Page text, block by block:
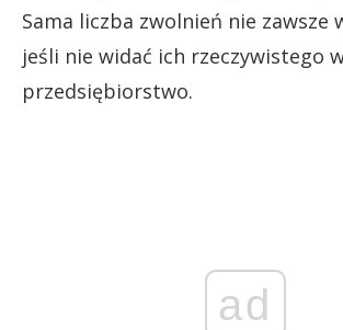
Sama liczba zwolnień nie zawsze
jeśli nie widać ich rzeczywistego
przedsiębiorstwo.
ad